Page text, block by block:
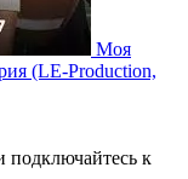
Моя
(LE-Production,
подключайтесь к